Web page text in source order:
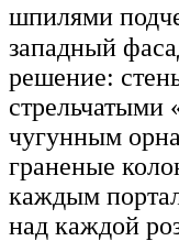
шпилями
западный
решение:
чугунным
граненые
каждым
над каждой